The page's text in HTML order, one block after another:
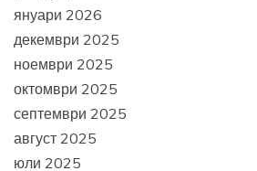
януари 2026
декември 2025
ноември 2025
октомври 2025
септември 2025
август 2025
юли 2025